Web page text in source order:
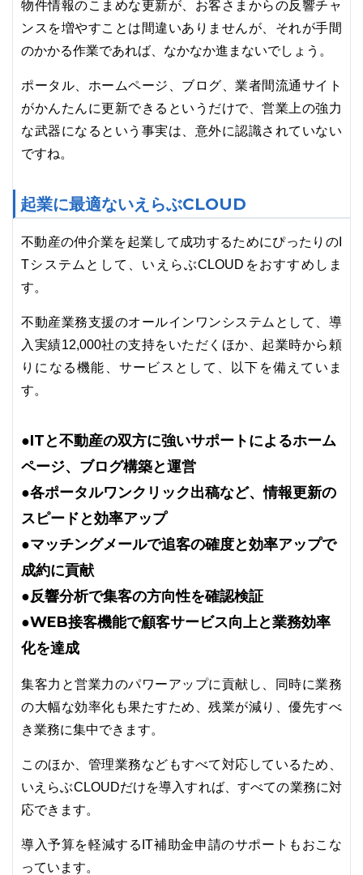
物件情報のこまめな更新が、お客さまからの反響チャ
ンスを増やすことは間違いありませんが、それが手間
のかかる作業であれば、なかなか進まないでしょう。
ポータル、ホームページ、ブログ、業者間流通サイト
がかんたんに更新できるというだけで、営業上の強力
な武器になるという事実は、意外に認識されていない
ですね。
起業に最適ないえらぶCLOUD
不動産の仲介業を起業して成功するためにぴったりのI
Tシステムとして、いえらぶCLOUDをおすすめしま
す。
不動産業務支援のオールインワンシステムとして、導
入実績12,000社の支持をいただくほか、起業時から頼
りになる機能、サービスとして、以下を備えていま
す。
●ITと不動産の双方に強いサポートによるホーム
ページ、ブログ構築と運営
●各ポータルワンクリック出稿など、情報更新の
スピードと効率アップ
●マッチングメールで追客の確度と効率アップで
成約に貢献
●反響分析で集客の方向性を確認検証
●WEB接客機能で顧客サービス向上と業務効率
化を達成
集客力と営業力のパワーアップに貢献し、同時に業務
の大幅な効率化も果たすため、残業が減り、優先すべ
き業務に集中できます。
このほか、管理業務などもすべて対応しているため、
いえらぶCLOUDだけを導入すれば、すべての業務に対
応できます。
導入予算を軽減するIT補助金申請のサポートもおこな
っています。